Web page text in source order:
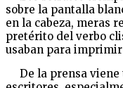
sobre la pantalla
en la cabeza, meras
pretérito del verbo
usaban para imprimir
De la prensa viene